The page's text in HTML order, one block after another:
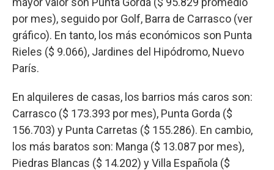
por mes), seguido por Golf, Barra de Carrasco (ver
gráfico). En tanto, los más económicos son Punta
Rieles ($ 9.066), Jardines del Hipódromo, Nuevo
París.
En alquileres de casas, los barrios más caros son:
Carrasco ($ 173.393 por mes), Punta Gorda ($
156.703) y Punta Carretas ($ 155.286). En cambio,
los más baratos son: Manga ($ 13.087 por mes),
Piedras Blancas ($ 14.202) y Villa Española ($